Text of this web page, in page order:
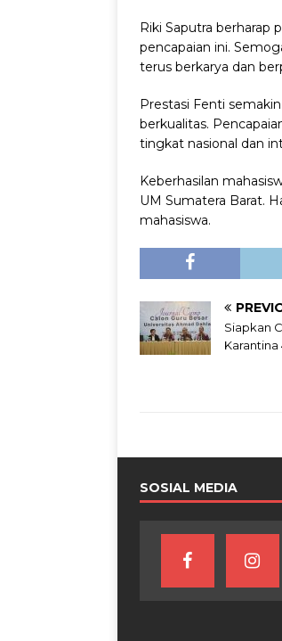
Riki Saputra berharap
pencapaian ini.
terus berkarya dan
Prestasi Fenti
berkualitas.
tingkat nasional dan
Keberhasilan
UM Sumatera Barat.
mahasiswa.
Siapkan
SOSIAL MEDIA